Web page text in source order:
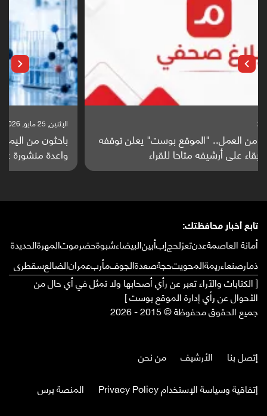
باحثون من اليمن يدخلون سباق أبحاث ألزهايمر بدراسة
واعدة منشورة عالميا (ترجمة)
تابع أخبار محافظتك:
أمانة العاصمةعدنتعزلحجإبأبينالبيضاءشبوةحضرموتالمهرةالحديدة
ذمارصنعاءريمةالمحويتحجةصعدةالجوفمأربعمرانالضالعسقطرى
[ الكتابات والآراء تعبر عن رأي أصحابها ولا تمثل في أي حال من
الأحوال عن رأي إدارة الموقع بوست ]
جميع الحقوق محفوظة © 2015 - 2026
إتصل بنا الأرشيف
من نحن
إتفاقية وسياسة الإستخدام Privacy Policy
المنصة برس